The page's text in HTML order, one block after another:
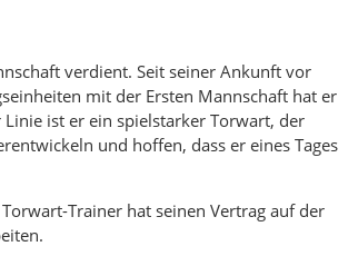
verdient. Seit seiner Ankunft vor
mit der Ersten Mannschaft hat er
ist er ein spielstarker Torwart, der
und hoffen, dass er eines Tages
Trainer hat seinen Vertrag auf der